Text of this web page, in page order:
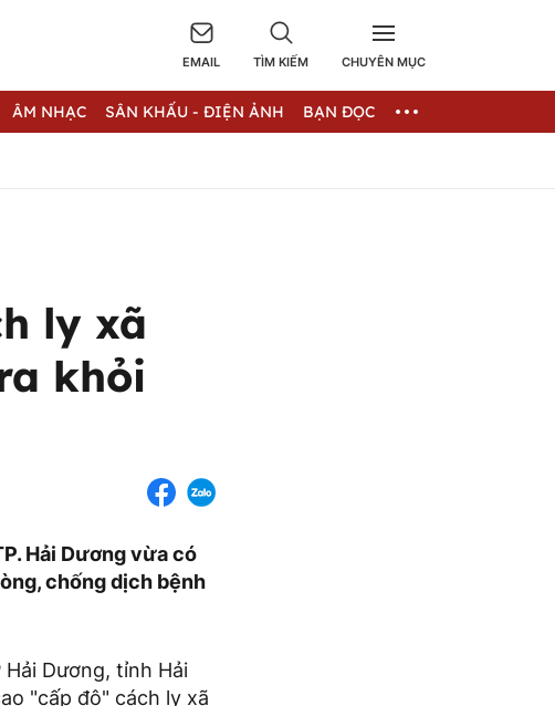
EMAIL TÌM KIẾM CHUYÊN MỤC
ÂM NHẠC SÂN KHẤU - ĐIỆN ẢNH BẠN ĐỌC
ly xã
khỏi
Hải Dương vừa có
chống dịch bệnh
Dương, tỉnh Hải
"cấp độ" cách ly xã